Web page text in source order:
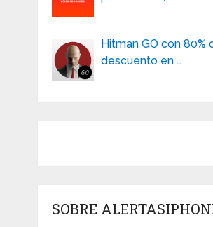
Hitman GO con 80%
descuento en …
SOBRE